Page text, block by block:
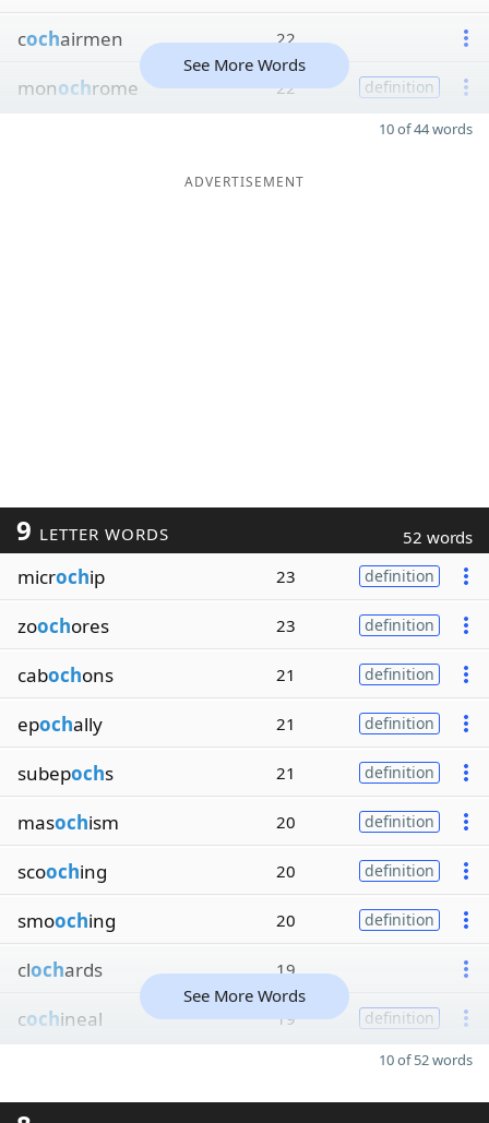
cochairmen 22
monochrome 22 definition
See More Words
10 of 44 words
ADVERTISEMENT
9 LETTER WORDS 52 words
microchip 23 definition
zoochores 23 definition
cabochons 21 definition
epochally 21 definition
subepochs 21 definition
masochism 20 definition
scooching 20 definition
smooching 20 definition
clochards 19
cochineal 19 definition
See More Words
10 of 52 words